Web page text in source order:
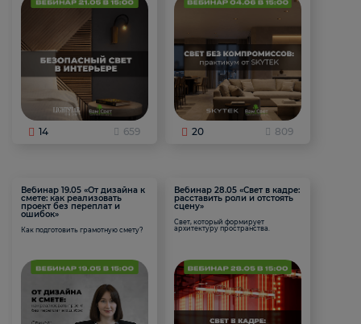
14 659 20 809
Вебинар 19.05 «От дизайна к
смете: как реализовать
проект без переплат и
ошибок»
Как подготовить грамотную смету?
Вебинар 28.05 «Свет в кадре:
расставить роли и отстоять
сцену»
Свет, который формирует
архитектуру пространства.